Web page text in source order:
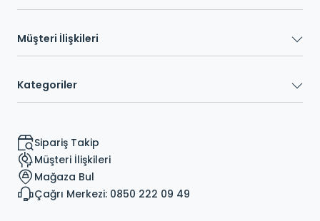
Müşteri İlişkileri
Kategoriler
Sipariş Takip
Müşteri İlişkileri
Mağaza Bul
Çağrı Merkezi: 0850 222 09 49